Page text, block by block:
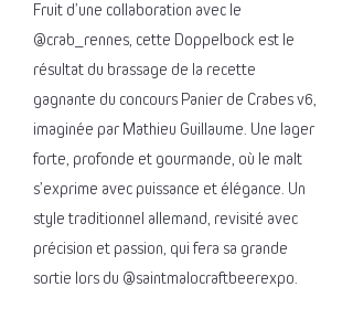
Fruit d’une collaboration avec le
@crab_rennes, cette Doppelbock est le
résultat du brassage de la recette
gagnante du concours Panier de Crabes v6,
imaginée par Mathieu Guillaume. Une lager
forte, profonde et gourmande, où le malt
s’exprime avec puissance et élégance. Un
style traditionnel allemand, revisité avec
précision et passion, qui fera sa grande
sortie lors du @saintmalocraftbeerexpo.